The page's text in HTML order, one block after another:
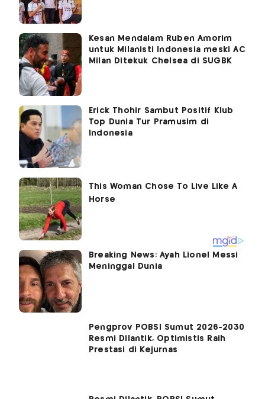
Kesan Mendalam Ruben Amorim
untuk Milanisti Indonesia meski AC
Milan Ditekuk Chelsea di SUGBK
Erick Thohir Sambut Positif Klub
Top Dunia Tur Pramusim di
Indonesia
Breaking News: Ayah Lionel Messi
Meninggal Dunia
Pengprov POBSI Sumut 2026-2030
Resmi Dilantik, Optimistis Raih
Prestasi di Kejurnas